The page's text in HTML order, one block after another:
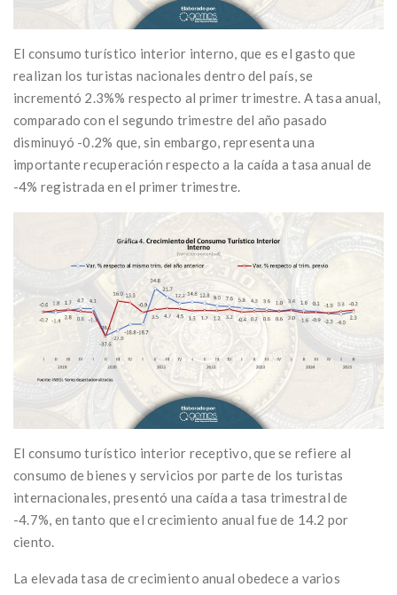
El consumo turístico interior interno, que es el gasto que
realizan los turistas nacionales dentro del país, se
incrementó 2.3%% respecto al primer trimestre. A tasa anual,
comparado con el segundo trimestre del año pasado
disminuyó -0.2% que, sin embargo, representa una
importante recuperación respecto a la caída a tasa anual de
-4% registrada en el primer trimestre.
El consumo turístico interior receptivo, que se refiere al
consumo de bienes y servicios por parte de los turistas
internacionales, presentó una caída a tasa trimestral de
-4.7%, en tanto que el crecimiento anual fue de 14.2 por
ciento.
La elevada tasa de crecimiento anual obedece a varios